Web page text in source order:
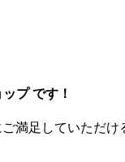
プ です！
足していただ